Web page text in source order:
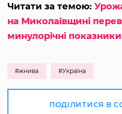
Читати за темою:
на Миколаївщині
минулорічні показники
#жнива #Україна
ПОДІЛИТИСЯ В